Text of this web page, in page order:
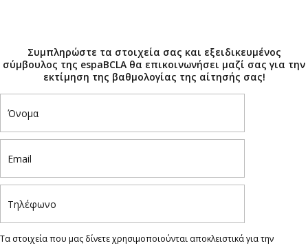
Συμπληρώστε τα στοιχεία σας και εξειδικευμένος
σύμβουλος της espaBCLA θα επικοινωνήσει μαζί σας για την
εκτίμηση της βαθμολογίας της αίτησής σας!
Τα στοιχεία που μας δίνετε χρησιμοποιούνται αποκλειστικά για την